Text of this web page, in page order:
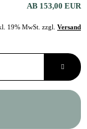
AB 153,00 EUR
19% MwSt. zzgl. Versand